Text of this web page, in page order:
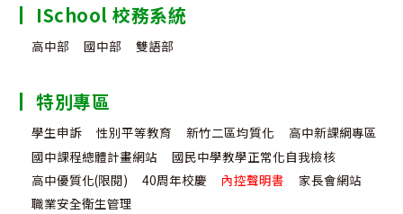
ISchool 校務系統
高中部 國中部 雙語部
特別專區
學生申訴 性別平等教育 新竹二區均質化
高中新課綱專區
國中課程總體計畫網站
國民中學教學正常化自我檢核
高中優質化(限閱)
40周年校慶 內控聲明書
家長會網站
職業安全衛生管理